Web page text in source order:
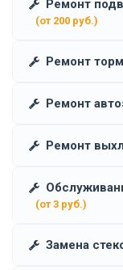
Ремонт
(от 200 руб.)
Ремонт
Ремонт
Ремонт
(от 3 руб.)
Замена